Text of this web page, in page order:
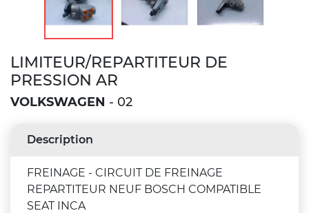
LIMITEUR/REPARTITEUR DE
PRESSION AR
VOLKSWAGEN - 02
Description
FREINAGE - CIRCUIT DE FREINAGE
REPARTITEUR NEUF BOSCH COMPATIBLE
SEAT INCA